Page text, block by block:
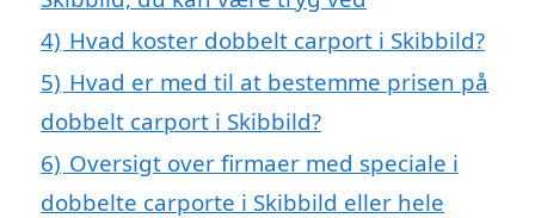
4) Hvad koster dobbelt carport i Skibbild?
5) Hvad er med til at bestemme prisen på
dobbelt carport i Skibbild?
6) Oversigt over firmaer med speciale i
dobbelte carporte i Skibbild eller hele